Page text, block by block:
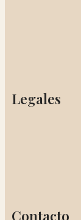
Legales
Contacto